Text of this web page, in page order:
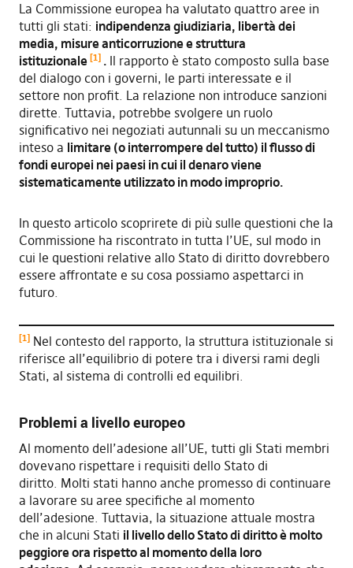
La Commissione europea ha valutato quattro aree in
tutti gli stati: indipendenza giudiziaria, libertà dei
media, misure anticorruzione e struttura
istituzionale [1]. Il rapporto è stato composto sulla base
del dialogo con i governi, le parti interessate e il
settore non profit. La relazione non introduce sanzioni
dirette. Tuttavia, potrebbe svolgere un ruolo
significativo nei negoziati autunnali su un meccanismo
inteso a limitare (o interrompere del tutto) il flusso di
fondi europei nei paesi in cui il denaro viene
sistematicamente utilizzato in modo improprio.
In questo articolo scoprirete di più sulle questioni che la
Commissione ha riscontrato in tutta l’UE, sul modo in
cui le questioni relative allo Stato di diritto dovrebbero
essere affrontate e su cosa possiamo aspettarci in
futuro.
[1]Nel contesto del rapporto, la struttura istituzionale si
riferisce all’equilibrio di potere tra i diversi rami degli
Stati, al sistema di controlli ed equilibri.
Problemi a livello europeo
Al momento dell’adesione all’UE, tutti gli Stati membri
dovevano rispettare i requisiti dello Stato di
diritto. Molti stati hanno anche promesso di continuare
a lavorare su aree specifiche al momento
dell’adesione. Tuttavia, la situazione attuale mostra
che in alcuni Stati il livello dello Stato di diritto è molto
peggiore ora rispetto al momento della loro